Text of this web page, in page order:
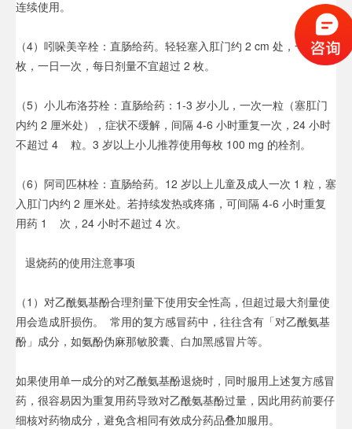
连续使用。
（4）吲哚美辛栓：直肠给药。轻轻塞入肛门约 2 cm 处，一次一
枚，一日一次，每日剂量不宜超过 2 枚。
（5）小儿布洛芬栓：直肠给药：1-3 岁小儿，一次一粒（塞肛门
内约 2 厘米处），症状不缓解，间隔 4-6 小时重复一次，24 小时
不超过 4 粒。3 岁以上小儿推荐使用每枚 100 mg 的栓剂。
（6）阿司匹林栓：直肠给药。12 岁以上儿童及成人一次 1 粒，塞
入肛门内约 2 厘米处。若持续发热或疼痛，可间隔 4-6 小时重复
用药 1 次，24 小时不超过 4 次。
退烧药的使用注意事项
（1）对乙酰氨基酚合理剂量下使用安全性高，但超过最大剂量使
用会造成肝损伤。 常用的复方感冒药中，往往含有「对乙酰氨基
酚」成分，如氨酚伪麻那敏胶囊、白加黑感冒片等。
如果使用单一成分的对乙酰氨基酚退烧时，同时服用上述复方感冒
药，很容易因为重复用药导致对乙酰氨基酚过量，因此用药前要仔
细核对药物成分，避免含相同有效成分药品叠加服用。